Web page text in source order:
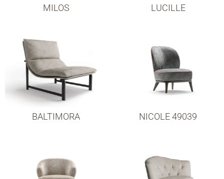
MILOS LUCILLE
BALTIMORA NICOLE 49039